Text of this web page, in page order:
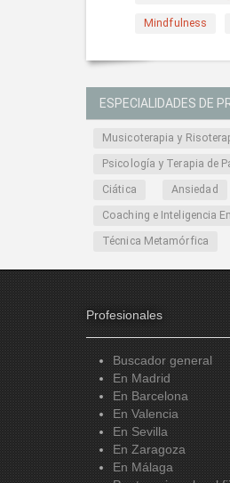
Mindfulness
ESPECIALIDADES DE
Musicoterapia y
Psicología y Terapia de
Ciática Ansiedad
Coaching e Inteligencia
Técnica Metamórfica
Profesionales
Buscador general
En Madrid
En Barcelona
En Valencia
En Sevilla
En Zaragoza
En Málaga